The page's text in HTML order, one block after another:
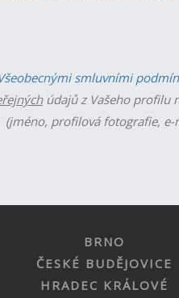
smluvními
údajů z Vašeho profilu
(jméno, profilová fotografie, e-
BRNO
ČESKÉ BUDĚJOVICE
HRADEC KRÁLOVÉ